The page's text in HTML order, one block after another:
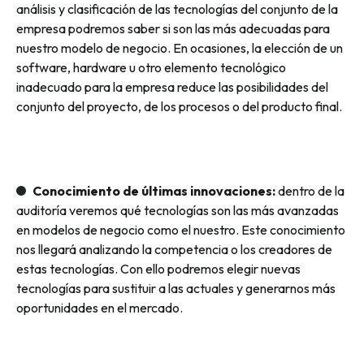
análisis y clasificación de las tecnologías del conjunto de la
empresa podremos saber si son las más adecuadas para
nuestro modelo de negocio. En ocasiones, la elección de un
software, hardware u otro elemento tecnológico
inadecuado para la empresa reduce las posibilidades del
conjunto del proyecto, de los procesos o del producto final.
Conocimiento de últimas innovaciones:dentro de la
auditoría veremos qué tecnologías son las más avanzadas
en modelos de negocio como el nuestro. Este conocimiento
nos llegará analizando la competencia o los creadores de
estas tecnologías. Con ello podremos elegir nuevas
tecnologías para sustituir a las actuales y generarnos más
oportunidades en el mercado.